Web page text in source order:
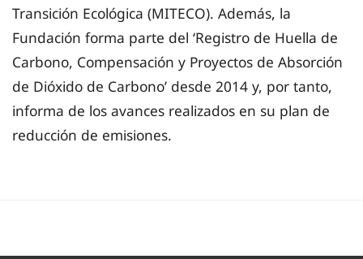
Transición Ecológica (MITECO). Además, la
Fundación forma parte del ‘Registro de Huella de
Carbono, Compensación y Proyectos de Absorción
de Dióxido de Carbono’ desde 2014 y, por tanto,
informa de los avances realizados en su plan de
reducción de emisiones.